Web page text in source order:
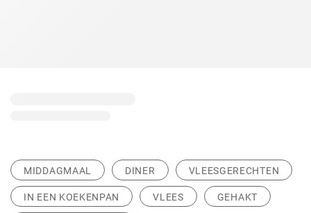
MIDDAGMAAL DINER VLEESGERECHTEN
IN EEN KOEKENPAN VLEES GEHAKT